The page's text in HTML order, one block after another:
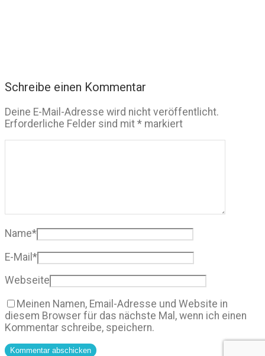
Schreibe einen Kommentar
Deine E-Mail-Adresse wird nicht veröffentlicht.
Erforderliche Felder sind mit * markiert
Name*
E-Mail *
Webseite
Meinen Namen, Email-Adresse und Website in
diesem Browser für das nächste Mal, wenn ich einen
Kommentar schreibe, speichern.